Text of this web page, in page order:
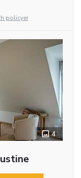
policyer
4